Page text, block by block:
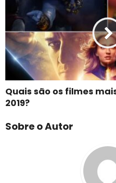
Quais são os filmes
2019?
Sobre o Autor